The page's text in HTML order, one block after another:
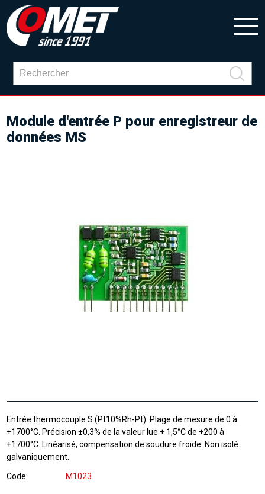
Module d'entrée P pour enregistreur de
données MS
Entrée thermocouple S (Pt10%Rh-Pt). Plage de mesure de 0 à
+1700°C. Précision ±0,3% de la valeur lue + 1,5°C de +200 à
+1700°C. Linéarisé, compensation de soudure froide. Non isolé
galvaniquement.
Code M1023